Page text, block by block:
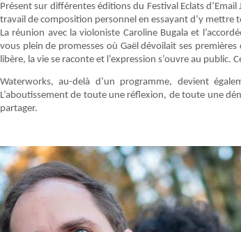
Présent sur différentes éditions du Festival Eclats
travail de composition personnel en essayant d’y mettre
La réunion avec la violoniste Caroline Bugala et
vous plein de promesses où Gaël dévoilait ses
libère, la vie se raconte et l’expression s’ouvre au
Waterworks, au-delà d’un programme, devient
L’aboutissement de toute une réflexion, de toute une
partager.